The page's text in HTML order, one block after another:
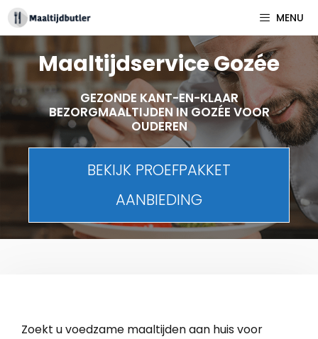
Spring
naar
inhoud
MENU
Maaltijdservice Gozée
GEZONDE KANT-EN-KLAAR
BEZORGMAALTIJDEN IN GOZÉE VOOR
OUDEREN
BEKIJK PROEFPAKKET
AANBIEDING
Zoekt u voedzame maaltijden aan huis voor